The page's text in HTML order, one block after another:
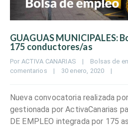
GUAGUAS MUNICIPALES:
175 conductores/as
Por ACTIVA CANARIAS | Bolsas de
comentarios
| 30 enero, 2020 |
Nueva convocatoria realizada
gestionada por ActivaCanarias
DE EMPLEO integrada por 175